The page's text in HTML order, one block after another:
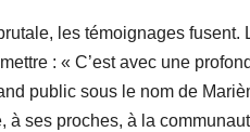
les témoignages fusent.
: « C’est avec une
public sous le nom de
ses proches, à la